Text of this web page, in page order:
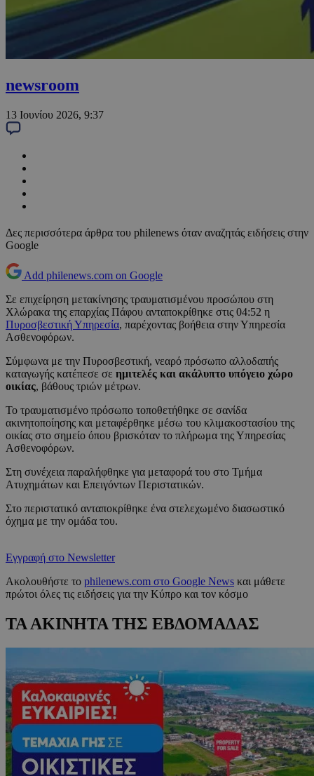
newsroom
13 Ιουνίου 2026, 9:37
Δες περισσότερα άρθρα του philenews όταν αναζητάς ειδήσεις στην
Google
Add philenews.com on Google
Σε επιχείρηση μετακίνησης τραυματισμένου προσώπου στη
Χλώρακα της επαρχίας Πάφου ανταποκρίθηκε στις 04:52 η
Πυροσβεστική Υπηρεσία, παρέχοντας βοήθεια στην Υπηρεσία
Ασθενοφόρων.
Σύμφωνα με την Πυροσβεστική, νεαρό πρόσωπο αλλοδαπής
καταγωγής κατέπεσε σε ημιτελές και ακάλυπτο υπόγειο χώρο
οικίας, βάθους τριών μέτρων.
Το τραυματισμένο πρόσωπο τοποθετήθηκε σε σανίδα
ακινητοποίησης και μεταφέρθηκε μέσω του κλιμακοστασίου της
οικίας στο σημείο όπου βρισκόταν το πλήρωμα της Υπηρεσίας
Ασθενοφόρων.
Στη συνέχεια παραλήφθηκε για μεταφορά του στο Τμήμα
Ατυχημάτων και Επειγόντων Περιστατικών.
Στο περιστατικό ανταποκρίθηκε ένα στελεχωμένο διασωστικό
όχημα με την ομάδα του.
Εγγραφή στο Newsletter
Ακολουθήστε το philenews.com στο Google News και μάθετε
πρώτοι όλες τις ειδήσεις για την Κύπρο και τον κόσμο
ΤΑ ΑΚΙΝΗΤΑ ΤΗΣ ΕΒΔΟΜΑΔΑΣ